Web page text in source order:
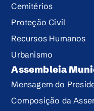
Cemitérios
Proteção Civil
Recursos Humanos
Urbanismo
Assembleia
Mensagem do
Composição da